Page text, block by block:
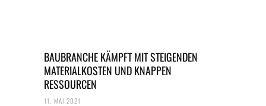
BAUBRANCHE KÄMPFT MIT STEIGENDEN
MATERIALKOSTEN UND KNAPPEN
RESSOURCEN
11. MAI 2021